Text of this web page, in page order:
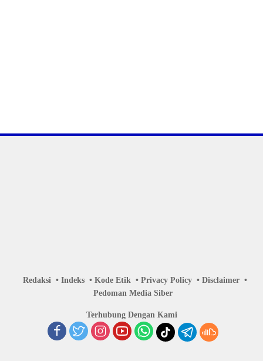
Redaksi Indeks Kode Etik Privacy Policy
Disclaimer
Pedoman Media Siber
Terhubung Dengan Kami